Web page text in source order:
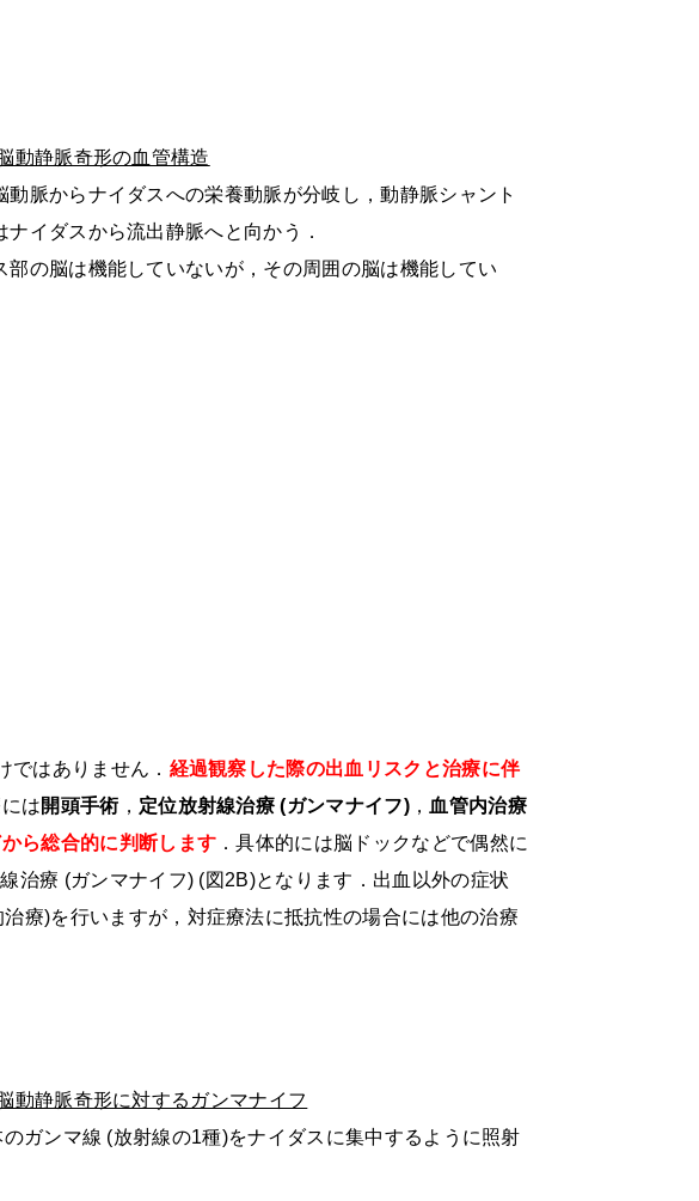
動静脈奇形の血管構造
動脈からナイダスへの栄養動脈が分岐し，動静脈シャント
ナイダスから流出静脈へと向かう．
部の脳は機能していないが，その周囲の脳は機能してい
はありません． 経過観察した際の出血リスクと治療に伴
には開頭手術 ， 定位放射線治療 (ガンマナイフ)， 血管内治療
ら総合的に判断します ．具体的には脳ドックなどで偶然に
治療 (ガンマナイフ) (図 2B)となります．出血以外の症状
治療)を行いますが，対症療法に抵抗性の場合には他の治療
動静脈奇形に対するガンマナイフ
のガンマ線 (放射線の1種)をナイダスに集中するように照射